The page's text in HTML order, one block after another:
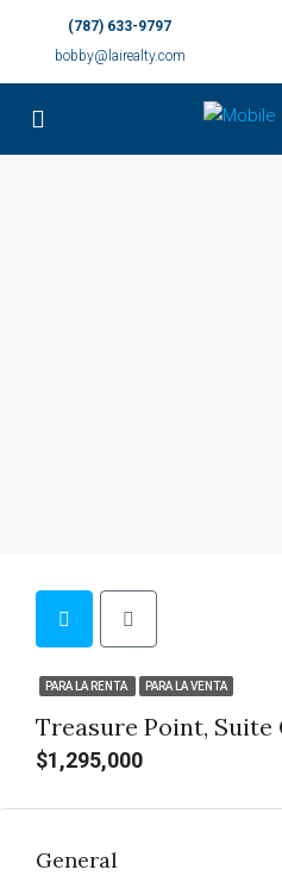
(787) 633-9797
bobby@lairealty.com
PARA LA RENTA PARA LA VENTA
Treasure Point, Suite
$1,295,000
General